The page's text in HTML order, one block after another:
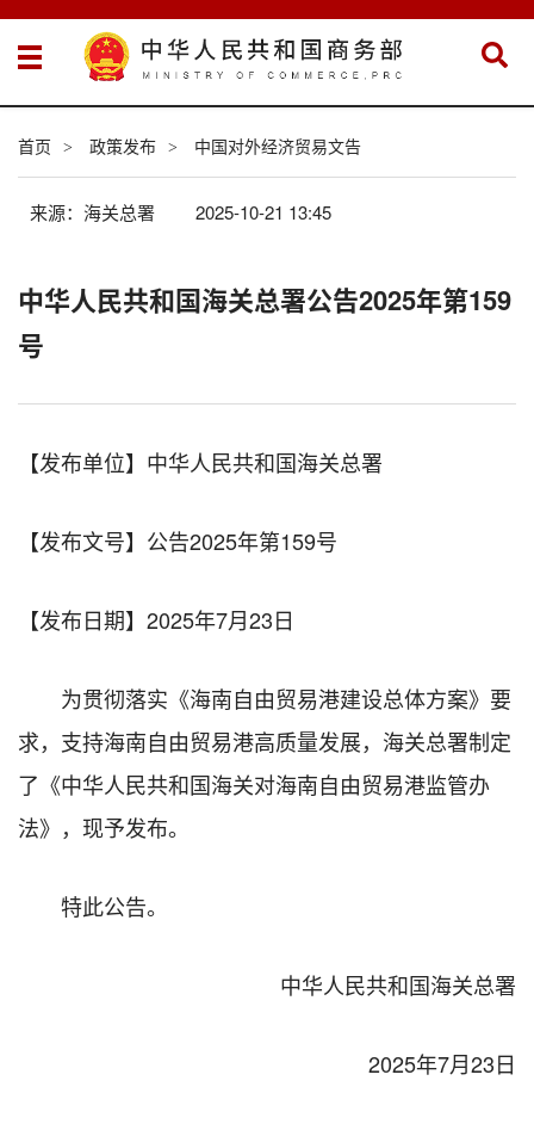
首页 > 政策发布 > 中国对外经济贸易文告
来源：海关总署 2025-10-21 13:45
中华人民共和国海关总署公告2025年第159
号
【发布单位】中华人民共和国海关总署
【发布文号】公告2025年第159号
【发布日期】 2025年7月23日
为贯彻落实《海南自由贸易港建设总体方案》要
求，支持海南自由贸易港高质量发展，海关总署制定
了《中华人民共和国海关对海南自由贸易港监管办
法》，现予发布。
特此公告。
中华人民共和国海关总署
2025年7月23日